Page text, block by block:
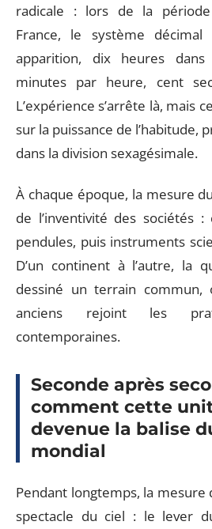
radicale : lors de la
France, le système
apparition, dix heures
minutes par heure, cent
L’expérience s’arrête là, mais
sur la puissance de l’habitude,
dans la division sexagésimale.
À chaque époque, la mesure
de l’inventivité des sociétés :
pendules, puis instruments
D’un continent à l’autre, la
dessiné un terrain
anciens rejoint les
contemporaines.
Seconde après
comment cette
devenue la balise
mondial
Pendant longtemps, la
spectacle du ciel : le lever